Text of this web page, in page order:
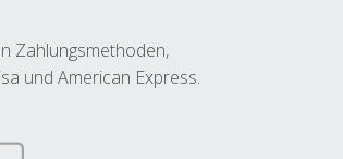
Zahlungsmethoden,
und American Express.